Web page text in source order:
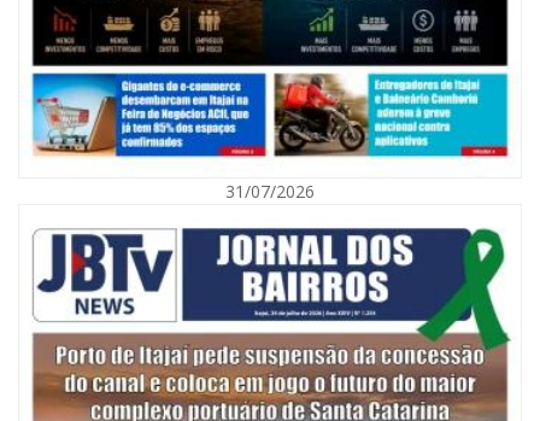
Nem toda violência deixa marcas: conheça os sinais de alerta da
violência contra a mulher
BALNEÁRIO CAMBORIÚ
31/07/2026